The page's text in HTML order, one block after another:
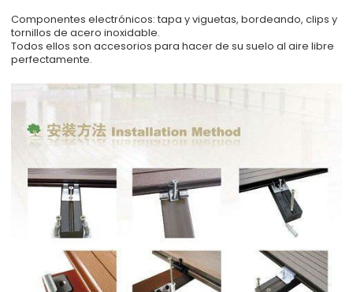
Componentes electrónicos: tapa y viguetas, bordeando, clips y
tornillos de acero inoxidable.
Todos ellos son accesorios para hacer de su suelo al aire libre
perfectamente.